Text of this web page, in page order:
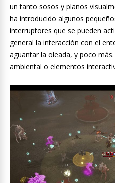
un tanto sosos y planos
ha introducido algunos
interruptores que se pueden
general la interacción con el
aguantar la oleada, y poco
ambiental o elementos